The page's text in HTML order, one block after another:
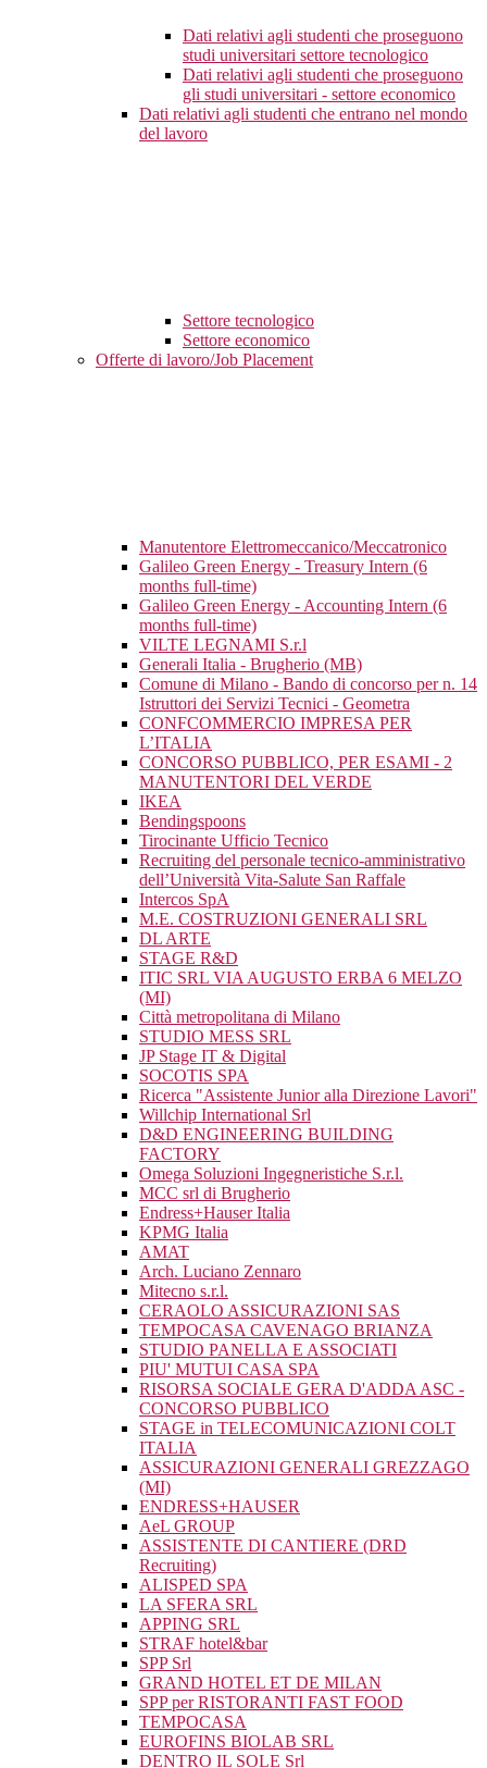
Dati relativi agli studenti che proseguono
studi universitari settore tecnologico
Dati relativi agli studenti che proseguono
gli studi universitari - settore economico
Dati relativi agli studenti che entrano nel mondo
del lavoro
Settore tecnologico
Settore economico
Offerte di lavoro/Job Placement
Manutentore Elettromeccanico/Meccatronico
Galileo Green Energy - Treasury Intern (6
months full-time)
Galileo Green Energy - Accounting Intern (6
months full-time)
VILTE LEGNAMI S.r.l
Generali Italia - Brugherio (MB)
Comune di Milano - Bando di concorso per n. 14
Istruttori dei Servizi Tecnici - Geometra
CONFCOMMERCIO IMPRESA PER
L’ITALIA
CONCORSO PUBBLICO, PER ESAMI - 2
MANUTENTORI DEL VERDE
IKEA
Bendingspoons
Tirocinante Ufficio Tecnico
Recruiting del personale tecnico-amministrativo
dell’Università Vita-Salute San Raffale
Intercos SpA
M.E. COSTRUZIONI GENERALI SRL
DL ARTE
STAGE R&D
ITIC SRL VIA AUGUSTO ERBA 6 MELZO
(MI)
Città metropolitana di Milano
STUDIO MESS SRL
JP Stage IT & Digital
SOCOTIS SPA
Ricerca "Assistente Junior alla Direzione Lavori"
Willchip International Srl
D&D ENGINEERING BUILDING
FACTORY
Omega Soluzioni Ingegneristiche S.r.l.
MCC srl di Brugherio
Endress+Hauser Italia
KPMG Italia
AMAT
Arch. Luciano Zennaro
Mitecno s.r.l.
CERAOLO ASSICURAZIONI SAS
TEMPOCASA CAVENAGO BRIANZA
STUDIO PANELLA E ASSOCIATI
PIU' MUTUI CASA SPA
RISORSA SOCIALE GERA D'ADDA ASC -
CONCORSO PUBBLICO
STAGE in TELECOMUNICAZIONI COLT
ITALIA
ASSICURAZIONI GENERALI GREZZAGO
(MI)
ENDRESS+HAUSER
AeL GROUP
ASSISTENTE DI CANTIERE (DRD
Recruiting)
ALISPED SPA
LA SFERA SRL
APPING SRL
STRAF hotel&bar
SPP Srl
GRAND HOTEL ET DE MILAN
SPP per RISTORANTI FAST FOOD
TEMPOCASA
EUROFINS BIOLAB SRL
DENTRO IL SOLE Srl